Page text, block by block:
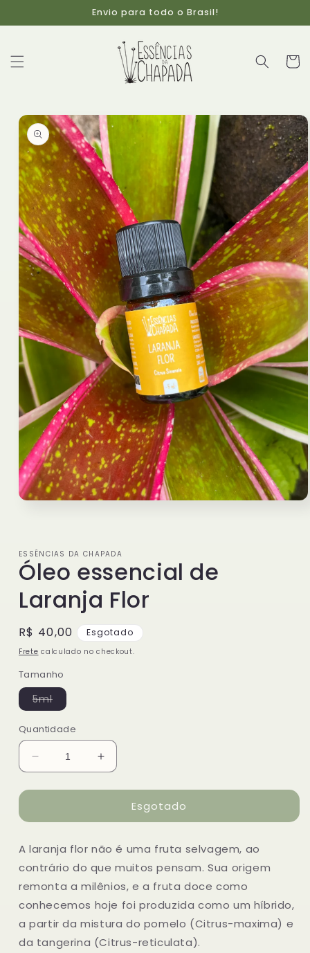
conteúdo
Envio para todo o Brasil!
informações
do produto
modal
ESSÊNCIAS DA CHAPADA
Óleo essencial de
Laranja Flor
Preço
normal
R$ 40,00 Esgotado
Frete calculado no checkout.
Tamanho
5mlVariante
esgotada
indisponível
Quantidade
Diminuir
a
quantidade
Óleo
de
Laranja
Aumentar
a
quantidade
Óleo
de
Laranja
Esgotado
A laranja flor não é uma fruta selvagem, ao
contrário do que muitos pensam. Sua origem
remonta a milênios, e a fruta doce como
conhecemos hoje foi produzida como um híbrido,
a partir da mistura do pomelo (Citrus-maxima) e
da tangerina (Citrus-reticulata).